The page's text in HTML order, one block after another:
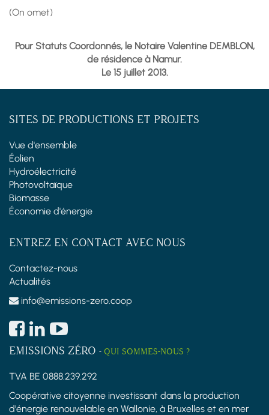
(On omet)
Pour Statuts Coordonnés, le Notaire Valentine DEMBLON,
de résidence à Namur.
Le 15 juillet 2013.
SITES DE PRODUCTIONS ET PROJETS
Vue d'ensemble
Éolien
Hydroélectricité
Photovoltaïque
Biomasse
Économie d'énergie
ENTREZ EN CONTACT AVEC NOUS
Contactez-nous
Actualités
info@emissions-zero.coop
EMISSIONS ZÉRO - QUI SOMMES-NOUS ?
TVA BE 0888.239.292
Coopérative citoyenne investissant dans la production
d'énergie renouvelable en Wallonie, à Bruxelles et en mer